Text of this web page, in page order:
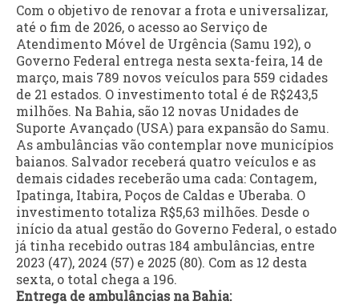
Com o objetivo de renovar a frota e universalizar,
até o fim de 2026, o acesso ao Serviço de
Atendimento Móvel de Urgência (Samu 192), o
Governo Federal entrega nesta sexta-feira, 14 de
março, mais 789 novos veículos para 559 cidades
de 21 estados. O investimento total é de R$243,5
milhões. Na Bahia, são 12 novas Unidades de
Suporte Avançado (USA) para expansão do Samu.
As ambulâncias vão contemplar nove municípios
baianos. Salvador receberá quatro veículos e as
demais cidades receberão uma cada: Contagem,
Ipatinga, Itabira, Poços de Caldas e Uberaba. O
investimento totaliza R$5,63 milhões. Desde o
início da atual gestão do Governo Federal, o estado
já tinha recebido outras 184 ambulâncias, entre
2023 (47), 2024 (57) e 2025 (80). Com as 12 desta
sexta, o total chega a 196.
Entrega de ambulâncias na Bahia: